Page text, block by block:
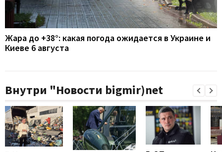
Жара до +38°: какая погода ожидается в Украине и
Киеве 6 августа
Внутри "Новости bigmir)net